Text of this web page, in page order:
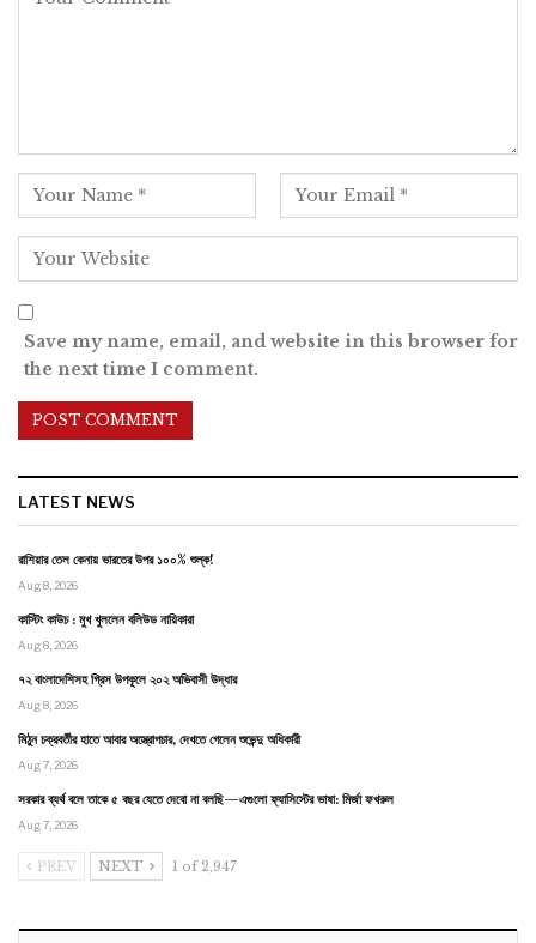
Save my name, email, and website in this browser for
the next time I comment.
LATEST NEWS
রাশিয়ার তেল কেনায় ভারতের উপর ১০০% শুল্ক!
Aug 8, 2026
কাস্টিং কাউচ : মুখ খুললেন বলিউড নায়িকারা
Aug 8, 2026
৭২ বাংলাদেশিসহ গ্রিস উপকূলে ২০২ অভিবাসী উদ্ধার
Aug 8, 2026
মিঠুন চক্রবর্তীর হাতে আবার অস্ত্রোপচার, দেখতে গেলেন শুভেন্দু অধিকারী
Aug 7, 2026
সরকার ব্যর্থ বলে তাকে ৫ বছর যেতে দেবো না বলছি—এগুলো ফ্যাসিস্টের ভাষা: মির্জা ফখরুল
Aug 7, 2026
PREV NEXT 1 of 2,947